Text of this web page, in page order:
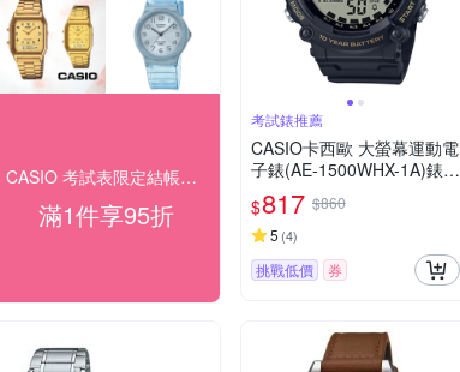
CASIO 考試表限定結帳95折
滿1件享95折
考試錶推薦
CASIO卡西歐 大螢幕運動電
子錶(AE-1500WHX-1A)錶帶
加長款 / 考試錶
$817 $860
5 (4)
挑戰低價 券